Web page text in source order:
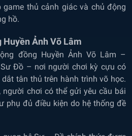
thủ cảnh giác và chủ động
hồ.
Huyền Ảnh Võ Lâm
đồng Huyền Ảnh Võ Lâm –
Đồ – nơi người chơi kỳ cựu có
tân thủ trên hành trình võ học.
chơi có thể gửi yêu cầu bái
phụ đủ điều kiện do hệ thống đề